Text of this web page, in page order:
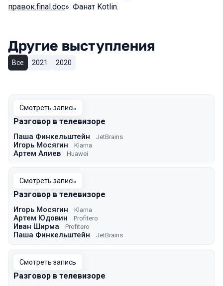
правок.final.doc». Фанат Kotlin.
Другие выступления
Все 2021 2020
Смотреть запись
Разговор в телевизоре
Паша Финкельштейн JetBrains
Игорь Мосягин Klarna
Артем Алиев Huawei
Смотреть запись
Разговор в телевизоре
Игорь Мосягин Klarna
Артем Юдовин Profitero
Иван Ширма Profitero
Паша Финкельштейн JetBrains
Смотреть запись
Разговор в телевизоре